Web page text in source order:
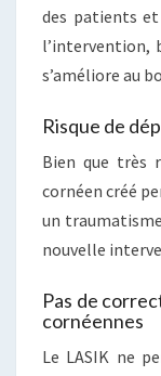
des patients et
l’intervention,
s’améliore au
Risque de
Bien que très
cornéen créé
un
nouvelle
Pas de
cornéennes
Le LASIK ne